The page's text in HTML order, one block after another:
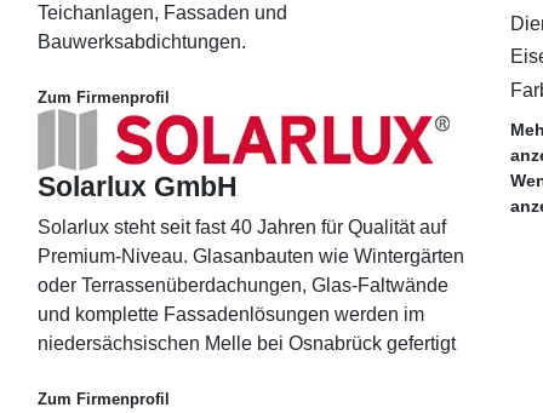
Teichanlagen, Fassaden und
Bauwerksabdichtungen.
Zum Firmenprofil
Solarlux GmbH
Solarlux steht seit fast 40 Jahren für Qualität auf
Premium-Niveau. Glasanbauten wie Wintergärten
oder Terrassenüberdachungen, Glas-Faltwände
und komplette Fassadenlösungen werden im
niedersächsischen Melle bei Osnabrück gefertigt
Zum Firmenprofil